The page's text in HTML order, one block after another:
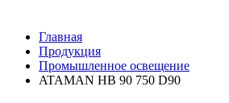
Главная
Продукция
Промышленное освещение
ATAMAN HB 90 750 D90